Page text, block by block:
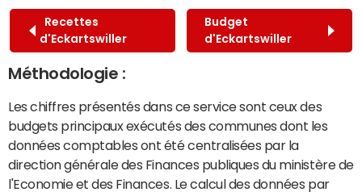
Recettes
d'Eckartswiller
Budget
d'Eckartswiller
Méthodologie :
Les chiffres présentés dans ce service sont ceux des
budgets principaux exécutés des communes dont les
données comptables ont été centralisées par la
direction générale des Finances publiques du ministère de
l'Economie et des Finances. Le calcul des données par